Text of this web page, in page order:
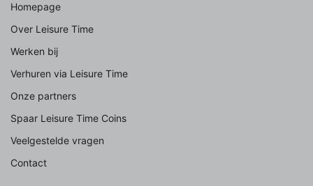
Homepage
Over Leisure Time
Werken bij
Verhuren via Leisure Time
Onze partners
Spaar Leisure Time Coins
Veelgestelde vragen
Contact